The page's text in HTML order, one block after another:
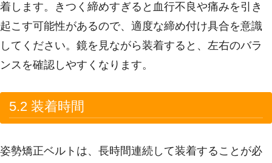
着します。きつく締めすぎると血行不良や痛みを引き
起こす可能性があるので、適度な締め付け具合を意識
してください。鏡を見ながら装着すると、左右のバラ
ンスを確認しやすくなります。
5.2 装着時間
姿勢矯正ベルトは、長時間連続して装着することが必